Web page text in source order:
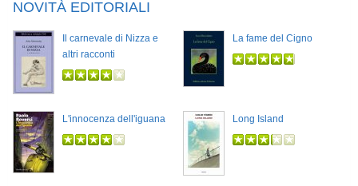
NOVITÀ EDITORIALI
Il carnevale di Nizza e
altri racconti
La fame del Cigno
L'innocenza dell'iguana Long Island